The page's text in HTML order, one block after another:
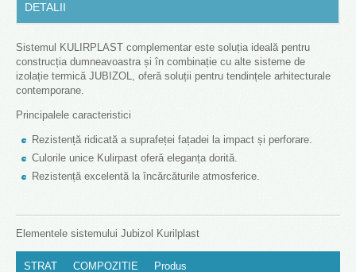
DETALII
Sistemul KULIRPLAST complementar este soluția ideală pentru
construcția dumneavoastra și în combinație cu alte sisteme de
izolație termică JUBIZOL, oferă soluții pentru tendințele arhitecturale
contemporane.
Principalele caracteristici
Rezistență ridicată a suprafeței fațadei la impact și perforare.
Culorile unice Kulirpast oferă eleganța dorită.
Rezistență excelentă la încărcăturile atmosferice.
Elementele sistemului Jubizol Kurilplast
STRAT COMPOZITIE Produs